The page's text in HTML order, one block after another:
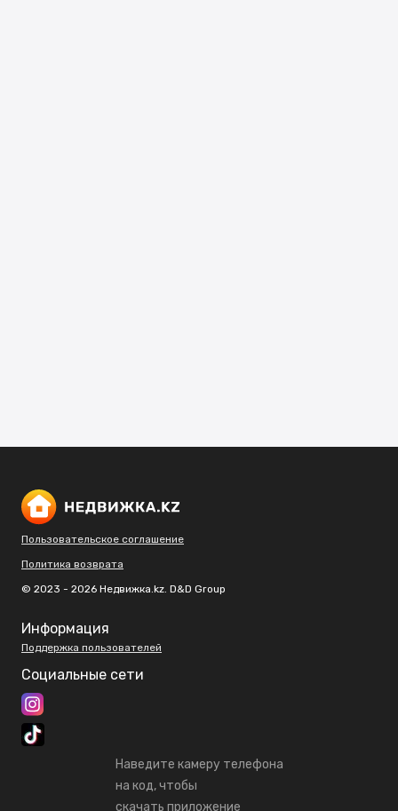
Пользовательское соглашение
Политика возврата
© 2023 - 2026 Недвижка.kz. D&D Group
Информация
Поддержка пользователей
Социальные сети
Наведите камеру телефона
на код, чтобы
скачать приложение